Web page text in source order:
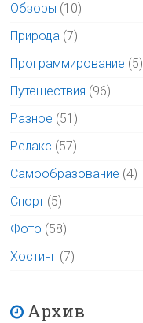
Обзоры (10)
Природа (7)
Программирование (5)
Путешествия (96)
Разное (51)
Релакс (57)
Самообразование (4)
Спорт (5)
Фото (58)
Хостинг (7)
Архив